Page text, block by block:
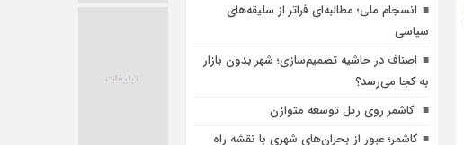
انسجام ملی؛ مطالبه‌ای فراتر از سلیقه‌های
سیاسی
اصناف در حاشیه تصمیم‌سازی؛ شهر بدون بازار
به کجا می‌رسد؟
کاشمر روی ریل توسعه متوازن
کاشمر؛ عبور از بحران‌های شهری با نقشه راه